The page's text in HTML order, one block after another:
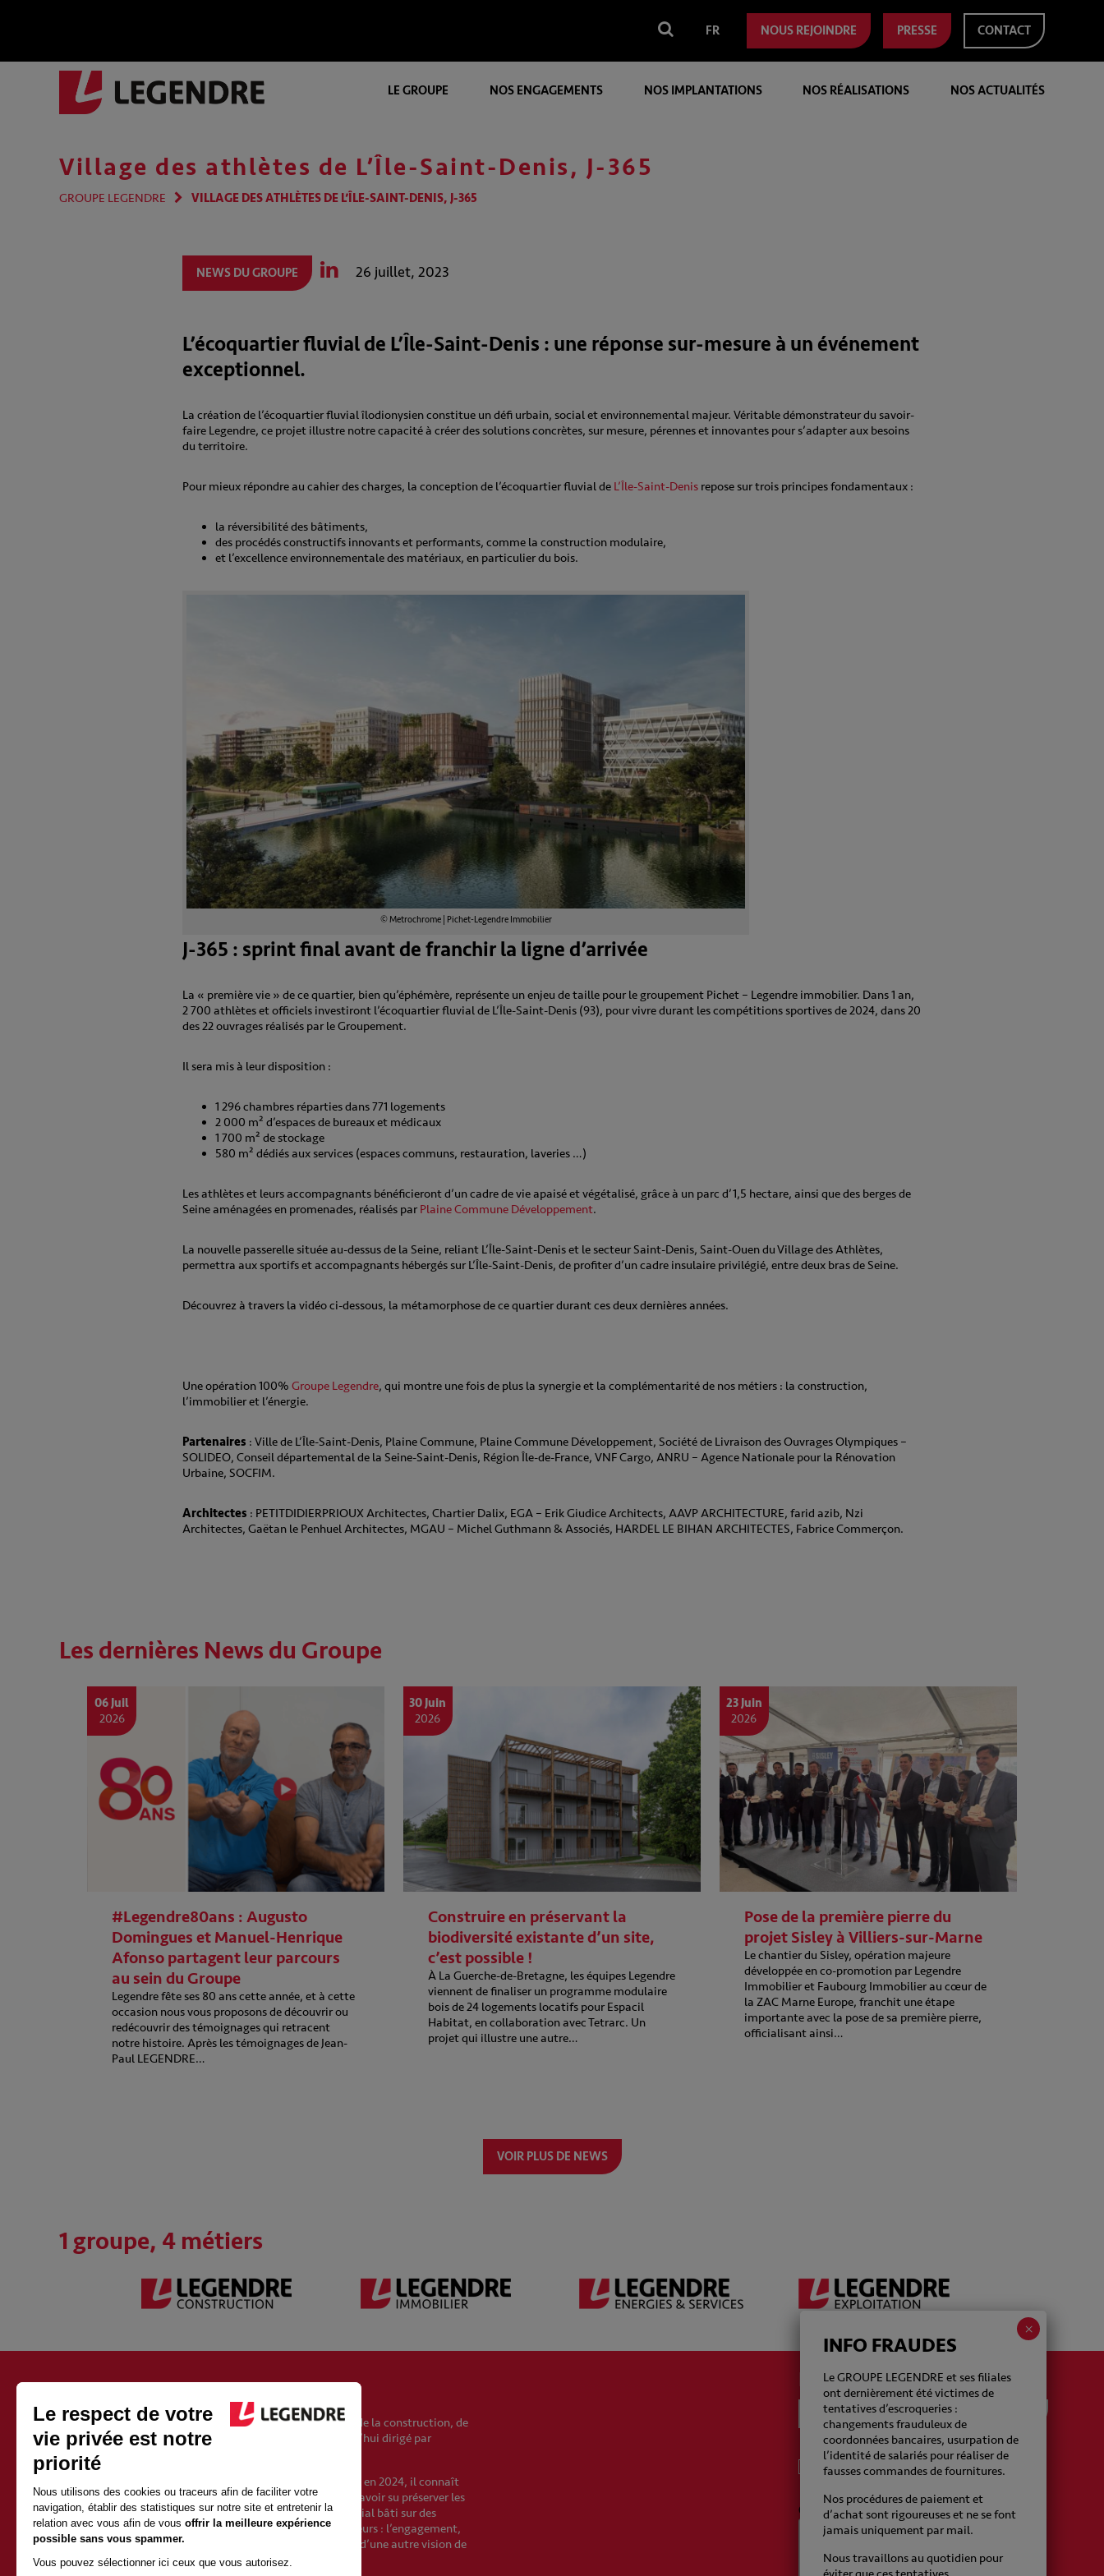
FR NOUS REJOINDRE PRESSE CONTACT
LE GROUPE NOS ENGAGEMENTS NOS IMPLANTATIONS NOS RÉALISATIONS NOS ACTUALITÉS
Village des athlètes de L’Île-Saint-Denis, J-365
GROUPE LEGENDRE VILLAGE DES ATHLÈTES DE L’ÎLE-SAINT-DENIS, J-365
NEWS DU GROUPE 26 juillet, 2023
L’écoquartier fluvial de L’Île-Saint-Denis : une réponse sur-mesure à un événement
exceptionnel.
La création de l’écoquartier ﬂuvial îlodionysien constitue un défi urbain, social et environnemental majeur. Véritable démonstrateur du savoir-
faire Legendre, ce projet illustre notre capacité à créer des solutions concrètes, sur mesure, pérennes et innovantes pour s’adapter aux besoins
du territoire.
Pour mieux répondre au cahier des charges, la conception de l’écoquartier fluvial de L’Île-Saint-Denis repose sur trois principes fondamentaux :
la réversibilité des bâtiments,
des procédés constructifs innovants et performants, comme la construction modulaire,
et l’excellence environnementale des matériaux, en particulier du bois.
© Metrochrome | Pichet-Legendre Immobilier
J-365 : sprint final avant de franchir la ligne d’arrivée
La « première vie » de ce quartier, bien qu’éphémère, représente un enjeu de taille pour le groupement Pichet – Legendre immobilier. Dans 1 an,
2 700 athlètes et officiels investiront l’écoquartier fluvial de L’Île-Saint-Denis (93), pour vivre durant les compétitions sportives de 2024, dans 20
des 22 ouvrages réalisés par le Groupement.
Il sera mis à leur disposition :
1 296 chambres réparties dans 771 logements
2 000 m² d’espaces de bureaux et médicaux
1 700 m² de stockage
580 m² dédiés aux services (espaces communs, restauration, laveries …)
Les athlètes et leurs accompagnants bénéficieront d’un cadre de vie apaisé et végétalisé, grâce à un parc d’1,5 hectare, ainsi que des berges de
Seine aménagées en promenades, réalisés par Plaine Commune Développement.
La nouvelle passerelle située au-dessus de la Seine, reliant L’Île-Saint-Denis et le secteur Saint-Denis, Saint-Ouen du Village des Athlètes,
permettra aux sportifs et accompagnants hébergés sur L’Île-Saint-Denis, de profiter d’un cadre insulaire privilégié, entre deux bras de Seine.
Découvrez à travers la vidéo ci-dessous, la métamorphose de ce quartier durant ces deux dernières années.
Une opération 100% Groupe Legendre, qui montre une fois de plus la synergie et la complémentarité de nos métiers : la construction,
l’immobilier et l’énergie.
Partenaires : Ville de L’Île-Saint-Denis, Plaine Commune, Plaine Commune Développement, Société de Livraison des Ouvrages Olympiques –
SOLIDEO, Conseil départemental de la Seine-Saint-Denis, Région Île-de-France, VNF Cargo, ANRU – Agence Nationale pour la Rénovation
Urbaine, SOCFIM.
Architectes : PETITDIDIERPRIOUX Architectes, Chartier Dalix, EGA – Erik Giudice Architects, AAVP ARCHITECTURE, farid azib, Nzi
Architectes, Gaëtan le Penhuel Architectes, MGAU – Michel Guthmann & Associés, HARDEL LE BIHAN ARCHITECTES, Fabrice Commerçon.
Les dernières News du Groupe
06 Juil
2026
#Legendre80ans : Augusto
Domingues et Manuel-Henrique
Afonso partagent leur parcours
au sein du Groupe
Legendre fête ses 80 ans cette année, et à cette
occasion nous vous proposons de découvrir ou
redécouvrir des témoignages qui retracent
notre histoire. Après les témoignages de Jean-
Paul LEGENDRE…
30 Juin
2026
Construire en préservant la
biodiversité existante d’un site,
c’est possible !
À La Guerche-de-Bretagne, les équipes Legendre
viennent de finaliser un programme modulaire
bois de 24 logements locatifs pour Espacil
Habitat, en collaboration avec Tetrarc. Un
projet qui illustre une autre…
23 Juin
2026
Pose de la première pierre du
projet Sisley à Villiers-sur-Marne
Le chantier du Sisley, opération majeure
développée en co-promotion par Legendre
Immobilier et Faubourg Immobilier au cœur de
la ZAC Marne Europe, franchit une étape
importante avec la pose de sa première pierre,
officialisant ainsi…
VOIR PLUS DE NEWS
1 groupe, 4 métiers
Fondé en 1946, le groupe Legendre est un acteur européen de la construction, de
l’immobilier, de l’énergie et de l’exploitation. Il est aujourd’hui dirigé par
Vincent Legendre, le petit-fils du fondateur.
Avec 2500 salariés et 1 milliard d’euros de chiffre d’affaires en 2024, il connaît
une croissance soutenue depuis sa création. Sa force est d’avoir su préserver les
qualités de proximité et d’indépendance d’un groupe familial bâti sur des
valeurs fortes et partagées avec l’ensemble des collaborateurs : l’engagement,
l’entrepreneuriat et l’humain. Elles posent les fondements d’une autre vision de
la construction.
La newsletter Legendre
J'accepte de recevoir de la part du Groupe
Legendre des emails
CAPTCHA
INFO FRAUDES
Le GROUPE LEGENDRE et ses filiales
ont dernièrement été victimes de
tentatives d’escroqueries :
changements frauduleux de
coordonnées bancaires, usurpation de
l’identité de salariés pour réaliser de
fausses commandes de fournitures.
Nos procédures de paiement et
d’achat sont rigoureuses et ne se font
jamais uniquement par mail.
Nous travaillons au quotidien pour